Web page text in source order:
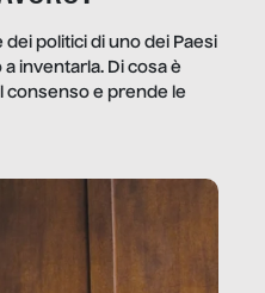
politici di uno dei Paesi
inventarla. Di cosa è
consenso e prende le